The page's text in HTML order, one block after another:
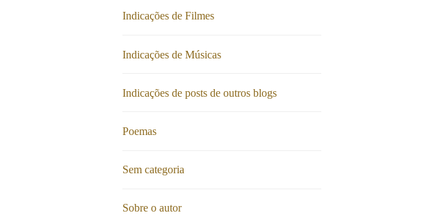
Indicações de Filmes
Indicações de Músicas
Indicações de posts de outros blogs
Poemas
Sem categoria
Sobre o autor